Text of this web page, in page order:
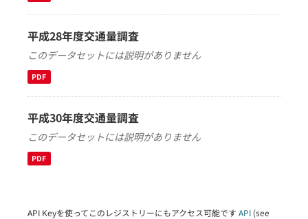
平成28年度交通量調査
このデータセットには説明がありません
PDF
平成30年度交通量調査
このデータセットには説明がありません
PDF
API Keyを使ってこのレジストリーにもアクセス可能です API (see